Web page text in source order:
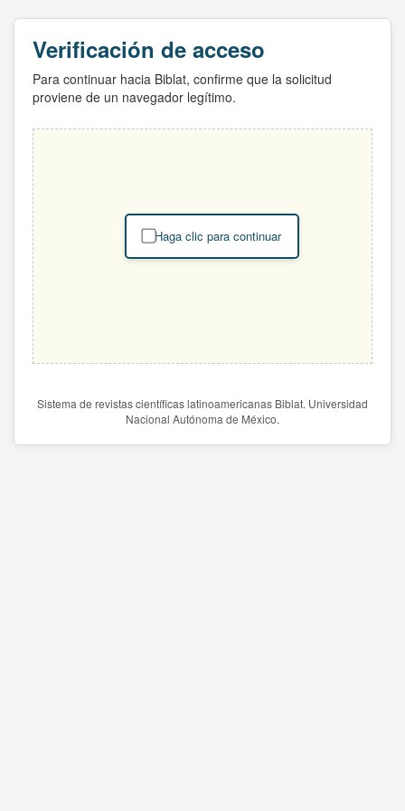
Verificación de acceso
Para continuar hacia Biblat, confirme que la solicitud
proviene de un navegador legítimo.
Haga clic para continuar
Sistema de revistas científicas latinoamericanas Biblat. Universidad
Nacional Autónoma de México.